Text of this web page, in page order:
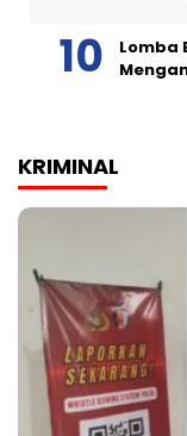
Lomba
KRIMINAL